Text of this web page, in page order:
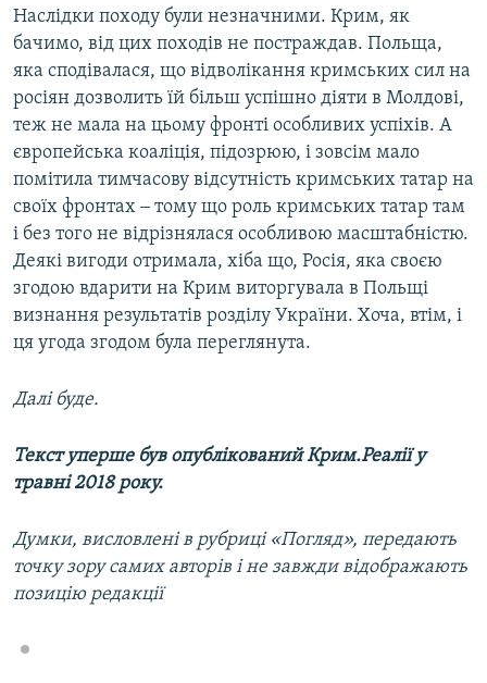
Наслідки походу були незначними. Крим, як
бачимо, від цих походів не постраждав. Польща,
яка сподівалася, що відволікання кримських сил на
росіян дозволить їй більш успішно діяти в Молдові,
теж не мала на цьому фронті особливих успіхів. А
європейська коаліція, підозрюю, і зовсім мало
помітила тимчасову відсутність кримських татар на
своїх фронтах ‒ тому що роль кримських татар там
і без того не відрізнялася особливою масштабністю.
Деякі вигоди отримала, хіба що, Росія, яка своєю
згодою вдарити на Крим виторгувала в Польщі
визнання результатів розділу України. Хоча, втім, і
ця угода згодом була переглянута.
Далі буде.
Текст уперше був опублікований Крим.Реалії у
травні 2018 року.
Думки, висловлені в рубриці «Погляд», передають
точку зору самих авторів і не завжди відображають
позицію редакції